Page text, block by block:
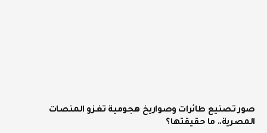
صور تصنيع طائرات وصواريخ هجومية تغزو المنصات
المصرية.. ما حقيقتها؟